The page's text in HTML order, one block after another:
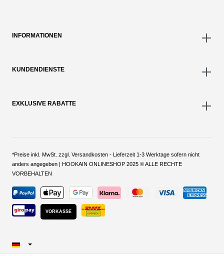
INFORMATIONEN
KUNDENDIENSTE
EXKLUSIVE RABATTE
*Preise inkl. MwSt. zzgl. Versandkosten - Lieferzeit 1-3 Werktage sofern nicht
anders angegeben | HOOKAIN ONLINESHOP 2025 © ALLE RECHTE
VORBEHALTEN
VORKASSE